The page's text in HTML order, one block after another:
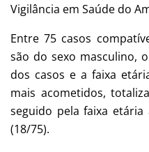
Vigilância em Saúde do
Entre 75 casos
são do sexo masculino,
dos casos e a faixa
mais acometidos,
seguido pela faixa
(18/75).